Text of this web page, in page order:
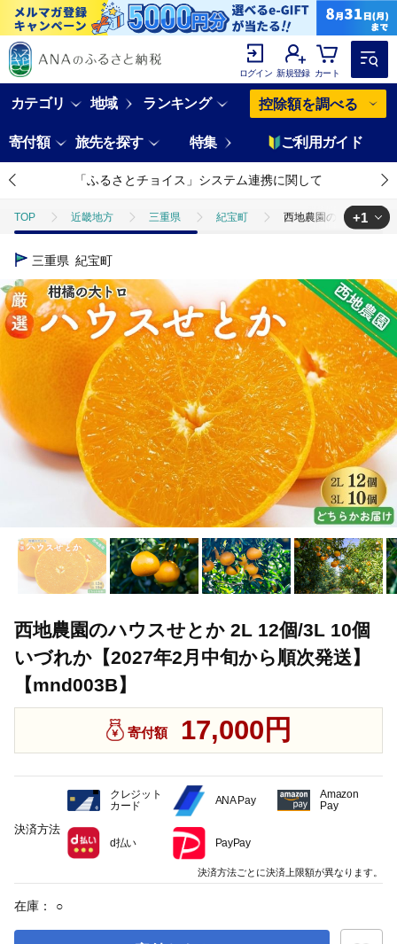
ログイン 新規登録 カート
カテゴリ 地域 ランキング 控除額を調べる
寄付額 旅先を探す 特集 ご利用ガイド
「ふるさとチョイス」システム連携に関して
TOP 近畿地方 三重県 紀宝町 西地農園のハウスせと
TOP
+1
三重県 紀宝町
西地農園のハウスせとか 2L 12個/3L 10個
いづれか【2027年2月中旬から順次発送】
【mnd003B】
寄付額 17,000円
在庫： ○
決済方法
クレジット
カード
ANA Pay
Amazon
Pay
d払い PayPay
決済方法ごとに決済上限額が異なります。